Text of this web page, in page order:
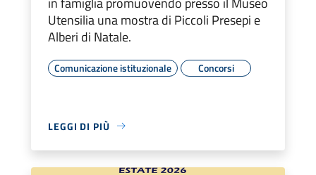
Utensilia una mostra di Piccoli Presepi e
Alberi di Natale.
Comunicazione istituzionale Concorsi
LEGGI DI PIÙ